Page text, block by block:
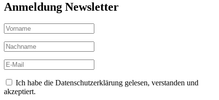
Anmeldung Newsletter
Ich habe die Datenschutzerklärung gelesen, verstanden und
akzeptiert.